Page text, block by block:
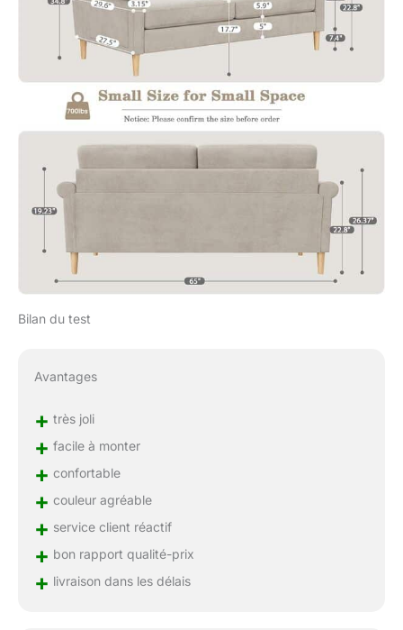
accéder. Suivez les
instructions fournies et
vous pourrez assembler
le canapé en seulement
15 à 20 minutes. Si vous
rencontrez une pénurie
d'accessoires, n'hésitez
pas à nous contacter
rapidement. Veuillez
attendre jusqu'à 2 à 3
coussins du dossier et
【Service】 Vesgantti
s'engage à fournir les
pieds, 1 dossier.
Bilan du test
Avantages
+ très joli
+ facile à monter
+ confortable
+ couleur agréable
+ service client réactif
+ bon rapport qualité-prix
+ livraison dans les délais